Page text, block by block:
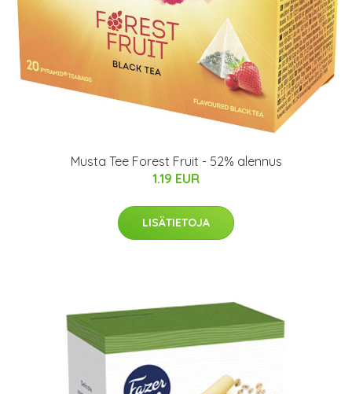
Musta Tee Forest Fruit - 52% alennus
1.19 EUR
LISÄTIETOJA